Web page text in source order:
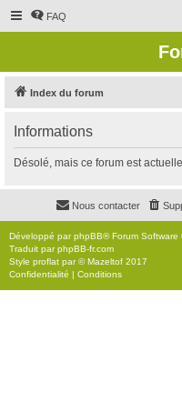
FAQ
Index du forum
Informations
Désolé, mais ce forum est
Nous contacter
Développé parphpBB® Forum Software
Traduit parphpBB-fr.com
Style proflat par ©Mazeltof 2017
Confidentialité | Conditions